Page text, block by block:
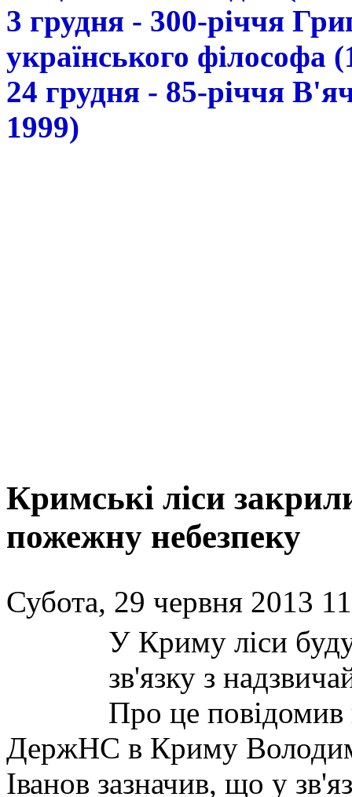
3 грудня - 300-річчя
українського філософа
24 грудня - 85-річчя
1999)
Кримські ліси
пожежну небезпеку
Субота, 29 червня 2013
У Криму ліси
зв'язку з
Про це
ДержНС в Криму
Іванов зазначив, що у